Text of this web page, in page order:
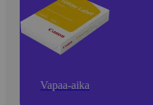
Vapaa-aika